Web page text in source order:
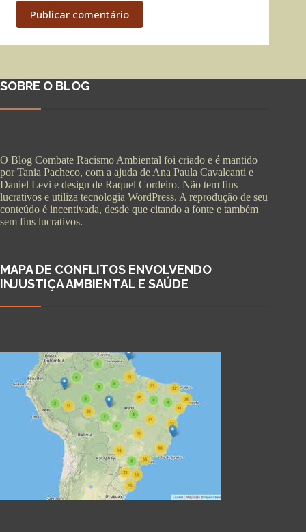
Publicar comentário
SOBRE O BLOG
O Blog Combate Racismo Ambiental foi criado e é mantido
por Tania Pacheco, com a ajuda de Ana Paula Cavalcanti e
Daniel Levi e design de Raquel Cordeiro. Não tem fins
lucrativos e utiliza tecnologia WordPress. A reprodução de seu
conteúdo é incentivada, desde que citando a fonte e também
sem fins lucrativos.
MAPA DE CONFLITOS ENVOLVENDO
INJUSTIÇA AMBIENTAL E SAÚDE